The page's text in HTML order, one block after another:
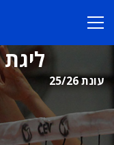
עונת 25/26